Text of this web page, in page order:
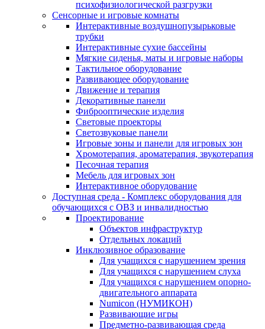
психофизиологической разгрузки
Сенсорные и игровые комнаты
Интерактивные воздушнопузырьковые
трубки
Интерактивные сухие бассейны
Мягкие сиденья, маты и игровые наборы
Тактильное оборудование
Развивающее оборудование
Движение и терапия
Декоративные панели
Фиброоптические изделия
Световые проекторы
Светозвуковые панели
Игровые зоны и панели для игровых зон
Хромотерапия, ароматерапия, звукотерапия
Песочная терапия
Мебель для игровых зон
Интерактивное оборудование
Доступная среда - Комплекс оборудования для
обучающихся с ОВЗ и инвалидностью
Проектирование
Объектов инфраструктур
Отдельных локаций
Инклюзивное образование
Для учащихся с нарушением зрения
Для учащихся с нарушением слуха
Для учащихся с нарушением опорно-
двигательного аппарата
Numicon (НУМИКОН)
Развивающие игры
Предметно-развивающая среда